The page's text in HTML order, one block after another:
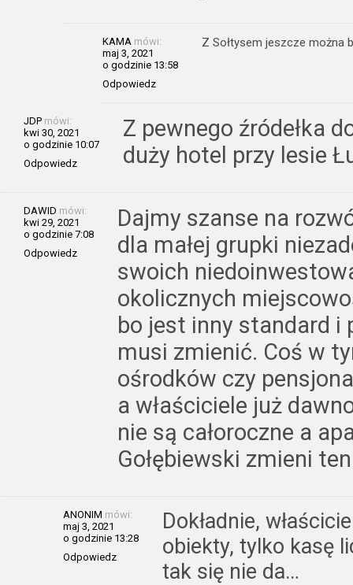
KAMA mówi:
maj 3, 2021
o godzinie 13:58
Odpowiedz
Z Sołtysem jeszcze można
JDP mówi:
kwi 30, 2021
o godzinie 10:07
Odpowiedz
Z pewnego źródełka
duży hotel przy lesie
DAWID mówi:
kwi 29, 2021
o godzinie 7:08
Odpowiedz
Dajmy szanse na
dla małej grupki
swoich
okolicznych
bo jest inny standard i
musi zmienić. Coś w
ośrodków czy
a właściciele już
nie są całoroczne a
Gołębiewski zmieni
ANONIM mówi:
maj 3, 2021
o godzinie 13:28
Odpowiedz
Dokładnie,
obiekty, tylko kasę
tak się nie da…